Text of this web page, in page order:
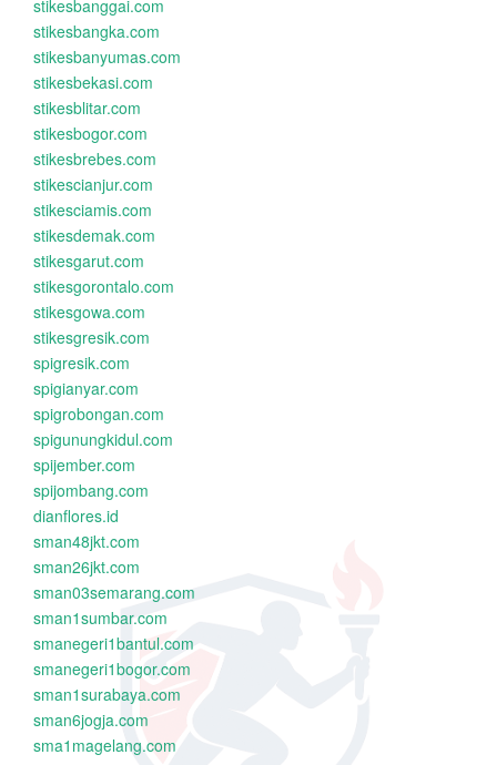
stikesbanggai.com
stikesbangka.com
stikesbanyumas.com
stikesbekasi.com
stikesblitar.com
stikesbogor.com
stikesbrebes.com
stikescianjur.com
stikesciamis.com
stikesdemak.com
stikesgarut.com
stikesgorontalo.com
stikesgowa.com
stikesgresik.com
spigresik.com
spigianyar.com
spigrobongan.com
spigunungkidul.com
spijember.com
spijombang.com
dianflores.id
sman48jkt.com
sman26jkt.com
sman03semarang.com
sman1sumbar.com
smanegeri1bantul.com
smanegeri1bogor.com
sman1surabaya.com
sman6jogja.com
sma1magelang.com